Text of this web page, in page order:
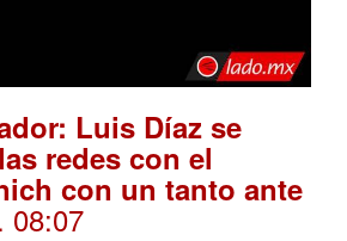
Luis Díaz se
redes con el
con un tanto ante
. 08:07